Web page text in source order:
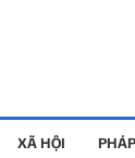
XÃ HỘI